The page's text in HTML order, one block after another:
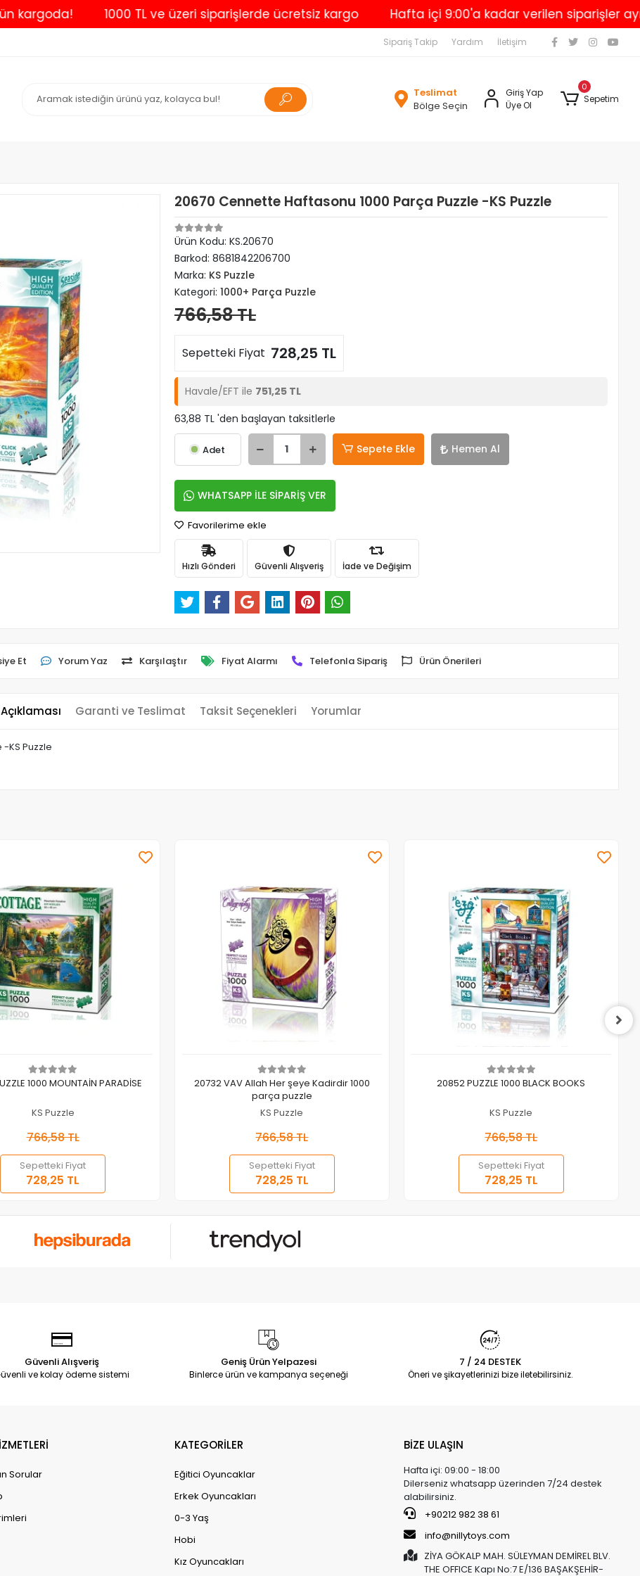
1000 TL ve üzeri siparişlerde ücretsiz kargo Hafta içi 9:00'a kadar verilen siparişler aynı
Sipariş Takip Yardım İletişim
Teslimat
Bölge Seçin
Giriş Yap
Üye Ol
0
Sepetim
20670 Cennette Haftasonu 1000 Parça Puzzle -KS Puzzle
Ürün Kodu: KS.20670
Barkod: 8681842206700
Marka: KS Puzzle
Kategori: 1000+ Parça Puzzle
766,58 TL
Sepetteki Fiyat 728,25 TL
Havale/EFT ile 751,25 TL
63,88 TL 'den başlayan taksitlerle
Adet Sepete Ekle Hemen Al
WHATSAPP İLE SİPARİŞ VER
Favorilerime ekle
Hızlı Gönderi Güvenli Alışveriş İade ve Değişim
Et Yorum Yaz Karşılaştır Fiyat Alarmı Telefonla Sipariş Ürün Önerileri
Garanti ve Teslimat Taksit Seçenekleri Yorumlar
-KS Puzzle
Sepete Ekle
1000 MOUNTAİN PARADİSE
KS Puzzle
766,58 TL
Sepetteki Fiyat
728,25 TL
Sepete Ekle
20732 VAV Allah Her şeye Kadirdir 1000
parça puzzle
KS Puzzle
766,58 TL
Sepetteki Fiyat
728,25 TL
Sepete Ekle
20852 PUZZLE 1000 BLACK BOOKS
KS Puzzle
766,58 TL
Sepetteki Fiyat
728,25 TL
Güvenli Alışveriş
ve kolay ödeme sistemi
Geniş Ürün Yelpazesi
Binlerce ürün ve kampanya seçeneği
7 / 24 DESTEK
Öneri ve şikayetlerinizi bize iletebilirsiniz.
Sorular
KATEGORİLER
Eğitici Oyuncaklar
Erkek Oyuncakları
0-3 Yaş
Hobi
Kız Oyuncakları
BİZE ULAŞIN
Hafta içi: 09:00 - 18:00
Dilerseniz whatsapp üzerinden 7/24 destek
alabilirsiniz.
+90212 982 38 61
info@nillytoys.com
ZİYA GÖKALP MAH. SÜLEYMAN DEMİREL BLV.
THE OFFICE Kapı No:7 E/136 BAŞAKŞEHİR-